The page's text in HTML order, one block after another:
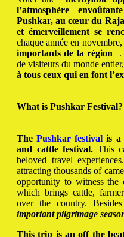
l’atmosphère
Pushkar, au cœur du
et émerveillement se
chaque année en novembre,
importants de la région
de visiteurs du monde entier,
à tous ceux qui en font
What is Pushkar Festival?
The Pushkar festival is a
and cattle festival. This
beloved travel
attracting thousands of
opportunity to witness the
which brings cattle,
over the country.
important pilgrimage
This trip is an off the